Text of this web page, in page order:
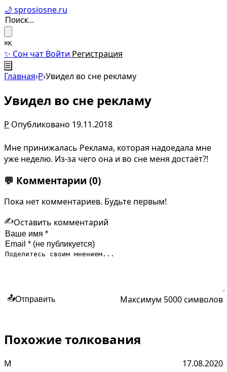
🌙 sprosiosne.ru
⌘K
✨ Сон чат Войти Регистрация
☰
Главная›Р›Увидел во сне рекламу
Увидел во сне рекламу
Р Опубликовано 19.11.2018
Мне принижалась Реклама, которая надоедала мне
уже неделю. Из-за чего она и во сне меня достаёт?!
💬 Комментарии (0)
Пока нет комментариев. Будьте первым!
✍️Оставить комментарий
📤Отправить Максимум 5000 символов
Похожие толкования
М
17.08.2020